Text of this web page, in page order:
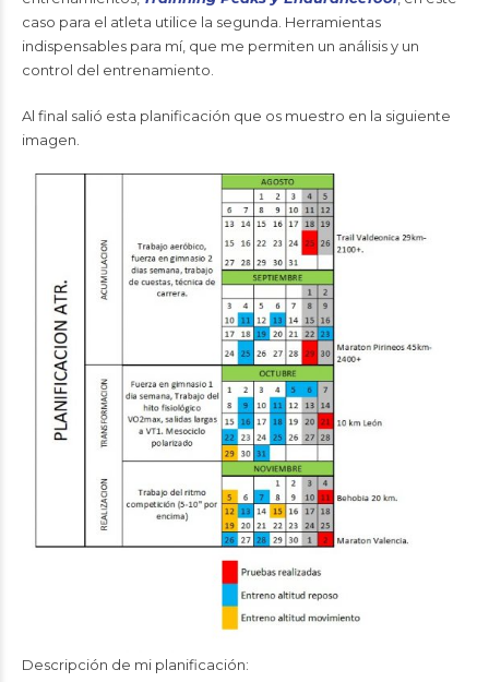
caso para el atleta utilice la segunda. Herramientas
indispensables para mí, que me permiten un análisis y un
control del entrenamiento.
Al final salió esta planificación que os muestro en la siguiente
imagen.
Descripción de mi planificación: